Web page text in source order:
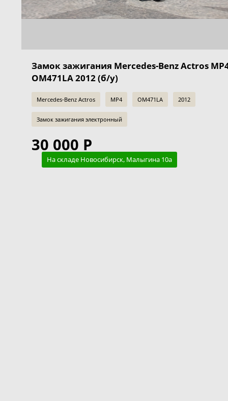
Замок зажигания Mercedes-Benz Actros
OM471LA 2012 (б/у)
Mercedes-Benz Actros MP4 OM471LA 2012
Замок зажигания электронный
30 000 Р
На складе Новосибирск, Малыгина 10а